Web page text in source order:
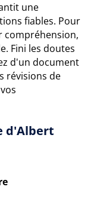
une
fiables. Pour
compréhension,
Fini les doutes
d'un document
révisions de
d'Albert